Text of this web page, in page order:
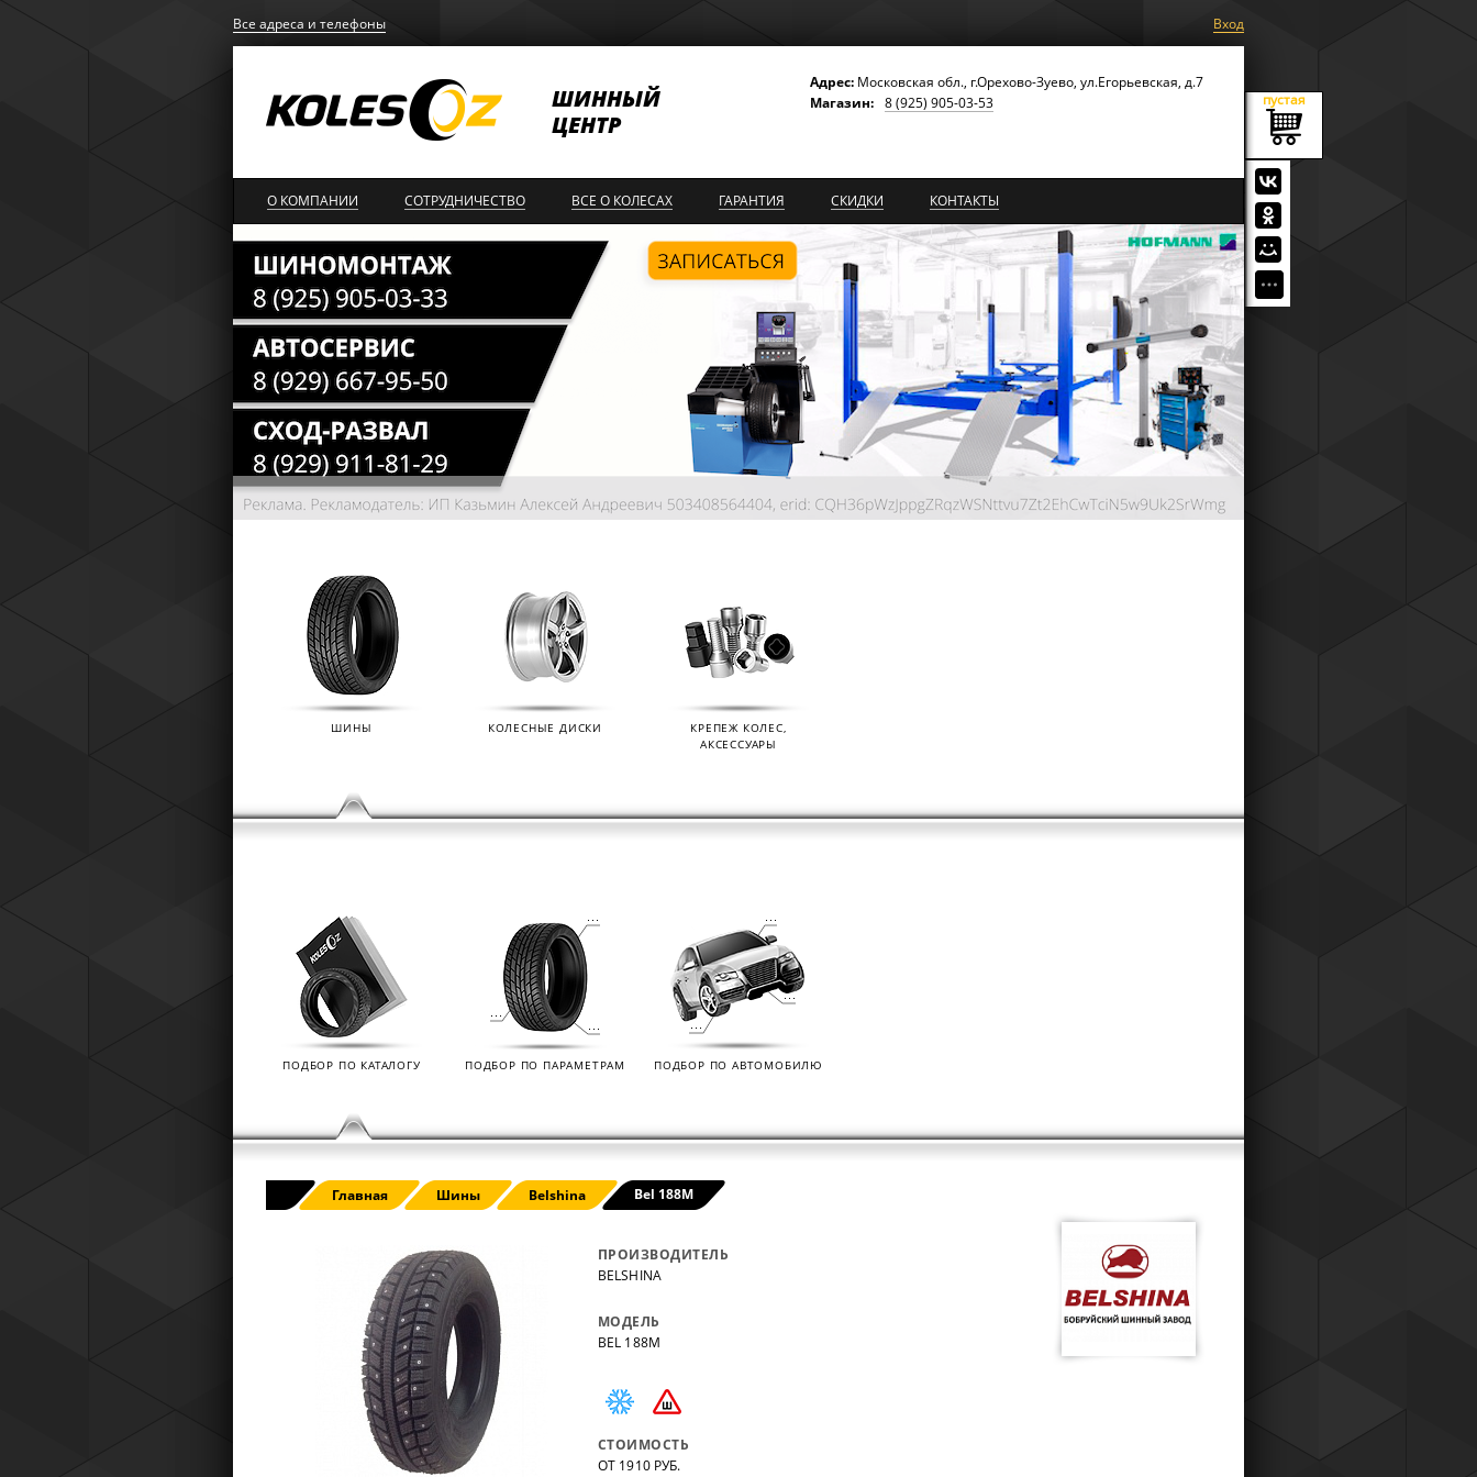
Все адреса и телефоны Вход
пустая
ШИННЫЙ
ЦЕНТР
Адрес: Московская обл., г.Орехово-Зуево, ул.Егорьевская, д.7
Магазин: 8 (925) 905-03-53
О КОМПАНИИ СОТРУДНИЧЕСТВО ВСЕ О КОЛЕСАХ ГАРАНТИЯ СКИДКИ КОНТАКТЫ
01.01.2025
Расширенная гарантия Nokian Tyres (Ikon
Tyres) защищает от эксплуатационных
повреждений — проколов, порезов,
разрывов и вздутий боковины.
Мы продаем датчики давления в колеса
на все автомобили.
ШИНЫ КОЛЕСНЫЕ ДИСКИ
КРЕПЕЖ КОЛЕС,
АКСЕССУАРЫ
ПОДБОР ПО КАТАЛОГУ ПОДБОР ПО ПАРАМЕТРАМ ПОДБОР ПО АВТОМОБИЛЮ
Главная Шины Belshina Bel 188M
ПРОИЗВОДИТЕЛЬ
BELSHINA
МОДЕЛЬ
BEL 188M
СТОИМОСТЬ
ОТ 1910 РУБ.